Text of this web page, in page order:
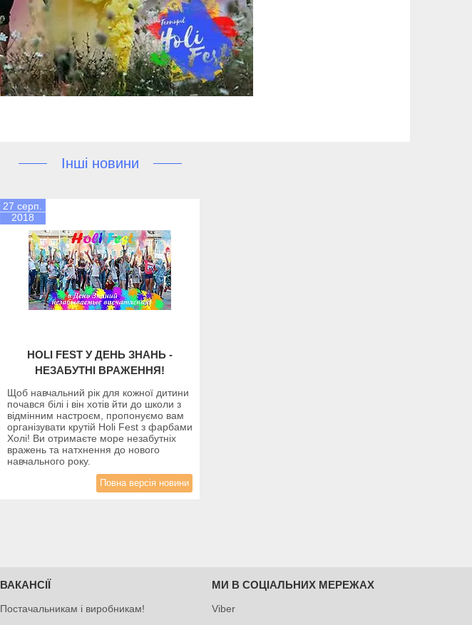
Інші новини
27 серп.
2018
HOLI FEST У ДЕНЬ ЗНАНЬ -
НЕЗАБУТНІ ВРАЖЕННЯ!
Щоб навчальний рік для кожної дитини
почався білі і він хотів йти до школи з
відмінним настроєм, пропонуємо вам
організувати крутій Holi Fest з фарбами
Холі! Ви отримаєте море незабутніх
вражень та натхнення до нового
навчального року.
Повна версія новини
ВАКАНСІЇ
Постачальникам і виробникам!
МИ В СОЦІАЛЬНИХ МЕРЕЖАХ
Viber